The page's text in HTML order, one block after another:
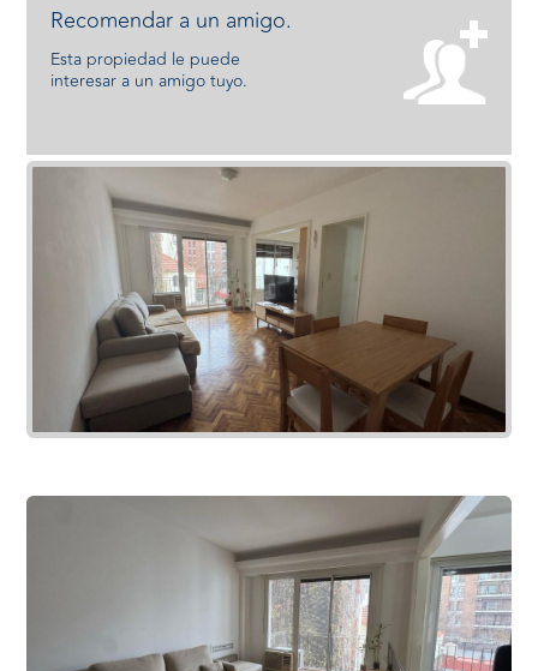
Recomendar a un amigo.
Esta propiedad le puede
interesar a un amigo tuyo.